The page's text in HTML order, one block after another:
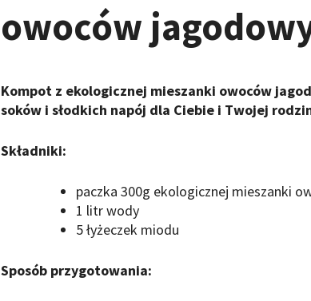
owoców
Kompot z ekologicznej mieszanki owoców
soków i słodkich napój dla Ciebie i Twojej
Składniki:
paczka 300g ekologicznej mieszanki
1 litr wody
5 łyżeczek miodu
Sposób przygotowania: